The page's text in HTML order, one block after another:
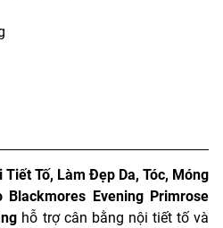
Tiết Tố, Làm Đẹp Da, Tóc, Móng
Evening Primrose
hỗ trợ cân bằng nội tiết tố và